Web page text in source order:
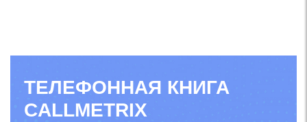
ТЕЛЕФОННАЯ КНИГА
CALLMETRIX